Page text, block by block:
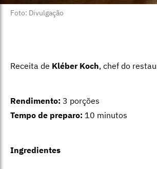
Foto: Divulgação
Receita de Kléber Koch, chef do
Rendimento: 3 porções
Tempo de preparo: 10 minutos
Ingredientes